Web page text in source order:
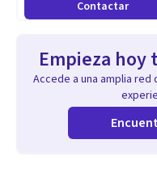
Psicológica.
Contactar
Empieza
Accede a una amplia